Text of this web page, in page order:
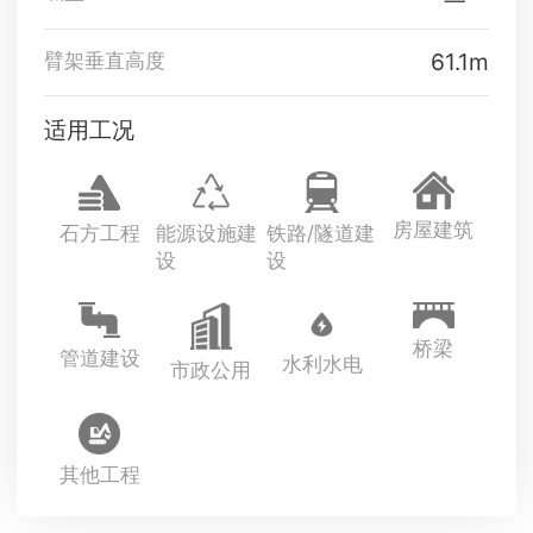
臂架垂直高度 61.1m
适用工况
石方工程
能源设施建
设
铁路/隧道建
设
房屋建筑
管道建设
市政公用 水利水电
桥梁
其他工程